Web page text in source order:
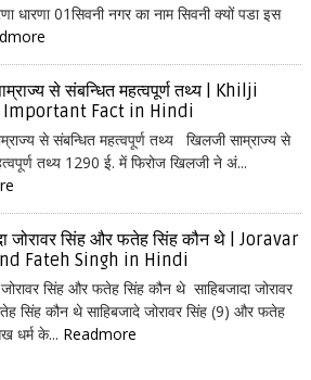
धारणा 01सिवनी नगर का नाम सिवनी क्यों पडा इस
से संबन्धित महत्वपूर्ण तथ्य | Khilji
Important Fact in Hindi
से संबन्धित महत्वपूर्ण तथ्य खिलजी साम्राज्य से
तथ्य 1290 ई. में फिरोज खिलजी ने अं...
जोरावर सिंह और फतेह सिंह कौन थे | Joravar
Fateh Singh in Hindi
जोरावर सिंह और फतेह सिंह कौन थे साहिबजादा जोरावर
सिंह कौन थे साहिबजादे जोरावर सिंह (9) और फतेह
धर्म के... Readmore